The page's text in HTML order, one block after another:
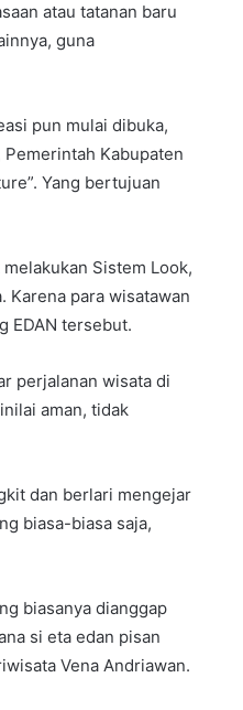
atau tatanan baru
guna
pun mulai dibuka,
Kabupaten
Yang bertujuan
Sistem Look,
Karena para wisatawan
EDAN tersebut.
perjalanan wisata di
aman, tidak
dan berlari mengejar
biasa-biasa saja,
biasanya dianggap
si eta edan pisan
Vena Andriawan.